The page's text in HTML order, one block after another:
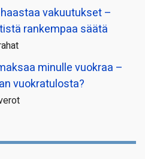
vakuutukset –
rankempaa säätä
minulle vuokraa –
vuokratulosta?